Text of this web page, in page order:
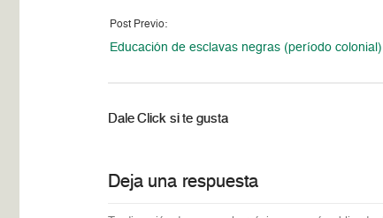
Post Previo:
Educación de esclavas negras (período colonial)
Dale Click si te gusta
Deja una respuesta